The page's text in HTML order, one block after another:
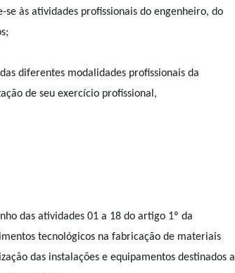
se às atividades profissionais do engenheiro, do
diferentes modalidades profissionais da
de seu exercício profissional,
das atividades 01 a 18 do artigo 1º da
tecnológicos na fabricação de materiais
das instalações e equipamentos destinados a